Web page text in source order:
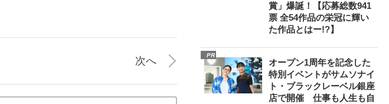
次へ
賞」爆誕！【応募総数941
票 全54作品の栄冠に輝い
た作品とはー!?】
PR
オープン1周年を記念した
特別イベントがサムソナイ
ト・ブラックレーベル銀座
店で開催 仕事も人生も自